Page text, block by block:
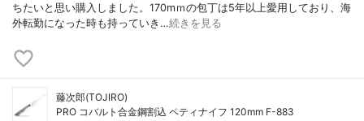
ちたいと思い購入しました。170mｍの包丁は5年以上愛用しており、海
外転勤になった時も持っていき…続きを見る
藤次郎(TOJIRO)
PRO コバルト合金鋼割込 ペティナイフ 120mm F-883